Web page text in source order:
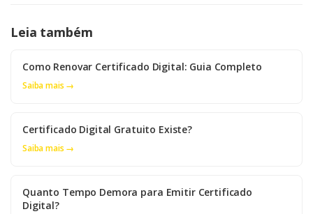
Leia também
Como Renovar Certificado Digital: Guia Completo
Saiba mais →
Certificado Digital Gratuito Existe?
Saiba mais →
Quanto Tempo Demora para Emitir Certificado
Digital?